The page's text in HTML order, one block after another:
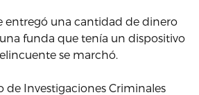
entregó una cantidad de dinero
funda que tenía un dispositivo
se marchó.
de Investigaciones Criminales